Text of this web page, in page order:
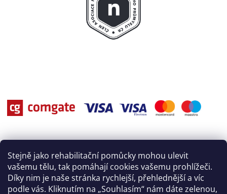
Stejně jako rehabilitační pomůcky mohou ulevit
vašemu tělu, tak pomáhají cookies vašemu prohlížeči.
Díky nim je naše stránka rychlejší, přehlednější a víc
podle vás. Kliknutím na „Souhlasím“ nám dáte zelenou,